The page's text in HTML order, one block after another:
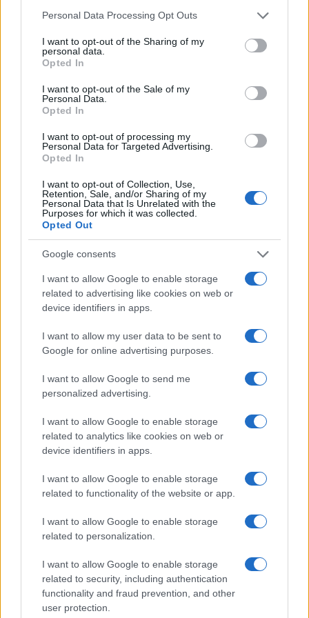
Personal Data Processing Opt Outs
I want to opt-out of the Sharing of my
personal data.
Opted In
I want to opt-out of the Sale of my
Personal Data.
Opted In
I want to opt-out of processing my
Personal Data for Targeted Advertising.
Opted In
I want to opt-out of Collection, Use,
Retention, Sale, and/or Sharing of my
Personal Data that Is Unrelated with the
Purposes for which it was collected.
Opted Out
Google consents
I want to allow Google to enable storage
related to advertising like cookies on web or
device identifiers in apps.
I want to allow my user data to be sent to
Google for online advertising purposes.
I want to allow Google to send me
personalized advertising.
I want to allow Google to enable storage
related to analytics like cookies on web or
device identifiers in apps.
I want to allow Google to enable storage
related to functionality of the website or app.
I want to allow Google to enable storage
related to personalization.
I want to allow Google to enable storage
related to security, including authentication
functionality and fraud prevention, and other
user protection.
Per parte nostra diremmo che tutta questa
operazione sia il modo scelto da una certa élite
guadagnare potere(e soldi).
Proviamo un’analogia. Nella religione prevalente
in Italia si nasce nel peccato (peccato originale) e
occidentalisiamo tutti nel peccato
, nostra colpa
originale l’abitudine a riscaldare troppo le case –
per anni abbiamo addirittura preferito il gasolio al
metano -, l’utilizzo di automobili con il motore a
sorry
Lato religione,restare nel peccato
determinati riti ci porterebbe alla morte (eterna).
Lato clima, non seguire le indicazioni dei
climatologi porterebbe addirittura alla
“morte del
pianeta”(o meglio, all’estinzione della razza
umana). Quello che ci ricorda il Climate Clock
Nel frattempo, donate!
In tutti i casi chi avanza queste fosche previsioni
raccogliere denaro: come lo facciano le chiese lo
sappiamo, nel caso dei nostri amici del clima si
usa un belbottone“Donate”, che prevede i
seguenti tagli: 20, 50, 100, 250, 1000 dollari.